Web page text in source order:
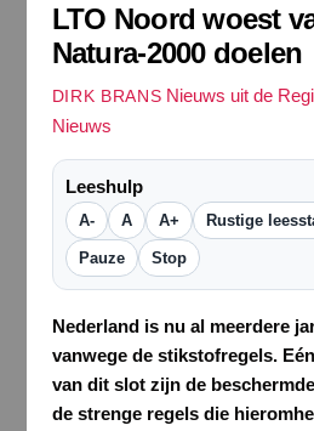
LTO Noord woest
Natura-2000 doelen
DIRK BRANS Nieuws uit de
Nieuws
Leeshulp
A- A A+ Rustige
Pauze Stop
Nederland is nu al meerdere
vanwege de stikstofregels.
van dit slot zijn de
de strenge regels die